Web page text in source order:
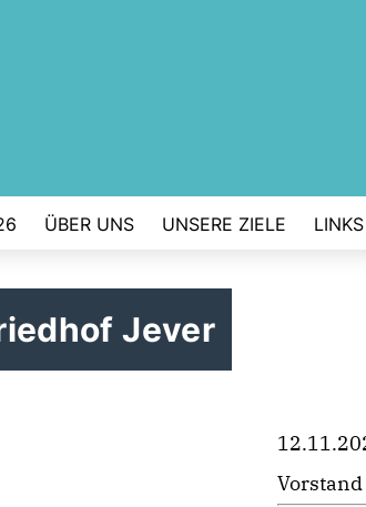
ÜBER UNS UNSERE ZIELE LINKS
Jever
Vorstand